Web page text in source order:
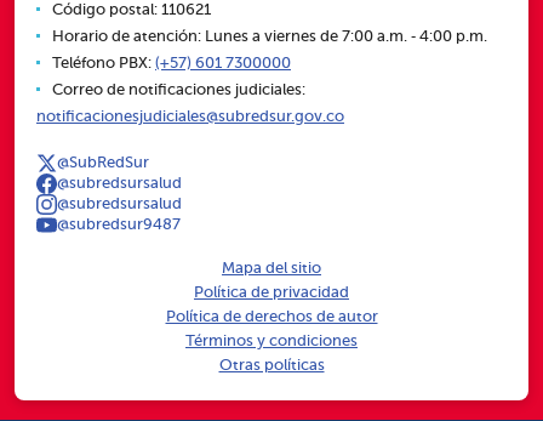
Código postal: 110621
Horario de atención: Lunes a viernes de 7:00 a.m. ‑ 4:00 p.m.
Teléfono PBX: (+57) 601 7300000
Correo de notificaciones judiciales:
notificacionesjudiciales@subredsur.gov.co
@SubRedSur
@subredsursalud
@subredsursalud
@subredsur9487
Mapa del sitio
Política de privacidad
Política de derechos de autor
Términos y condiciones
Otras políticas